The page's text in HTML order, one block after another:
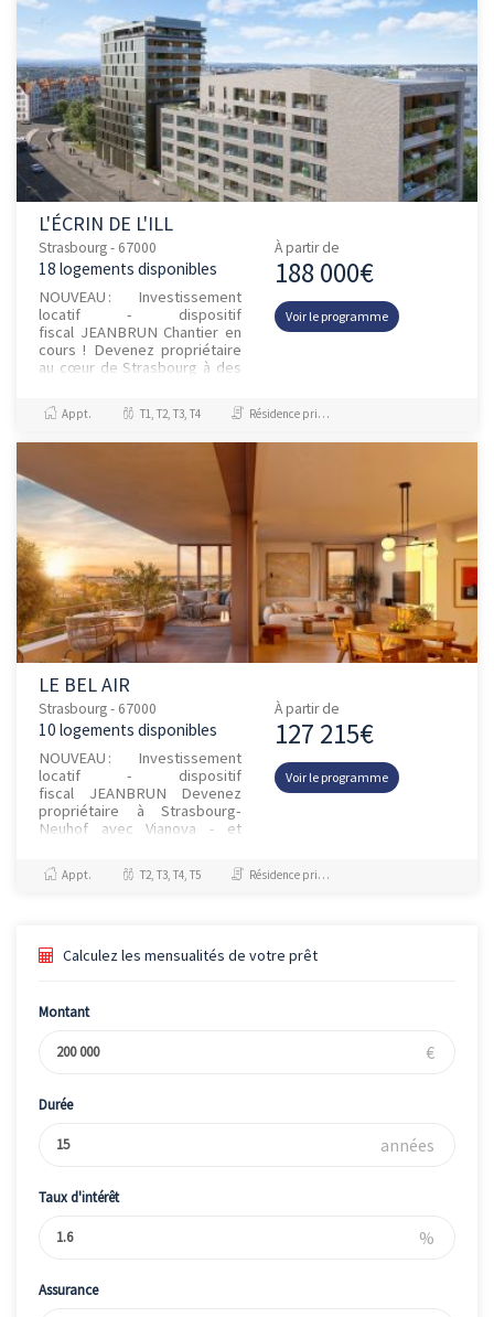
L'ÉCRIN DE L'ILL
Strasbourg - 67000
18 logements disponibles
NOUVEAU : Investissement
locatif - dispositif
fiscal JEANBRUN Chantier en
cours ! Devenez propriétaire
au cœur de Strasbourg à des
Avec Vianova, accédez à la...
À partir de
188 000€
Voir le programme
Appt. T1, T2, T3, T4 Résidence principale / PTZ
LE BEL AIR
Strasbourg - 67000
10 logements disponibles
NOUVEAU : Investissement
locatif - dispositif
fiscal JEANBRUN Devenez
propriétaire à Strasbourg-
Neuhof avec Vianova - et
5,5 % Le chantier a
démarré... et il...
À partir de
127 215€
Voir le programme
Appt. T2, T3, T4, T5 Résidence principale / PTZ
Calculez les mensualités de votre prêt
Montant
€
Durée
années
Taux d'intérêt
%
Assurance